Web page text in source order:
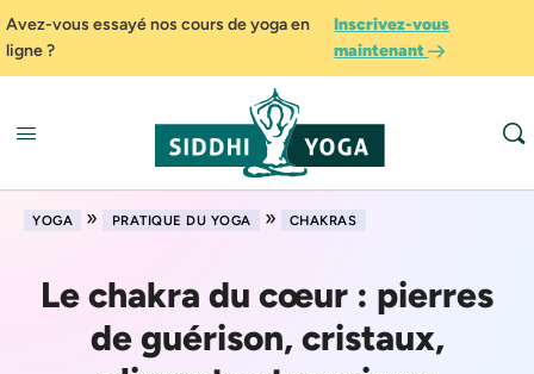
Avez-vous essayé nos cours de yoga en
ligne ?
Inscrivez-vous
maintenant
YOGA » PRATIQUE DU YOGA » CHAKRAS
Le chakra du cœur : pierres
de guérison, cristaux,